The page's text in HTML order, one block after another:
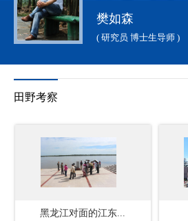
樊如森
( 研究员 博士生导师 )
田野考察
黑龙江对面的江东...